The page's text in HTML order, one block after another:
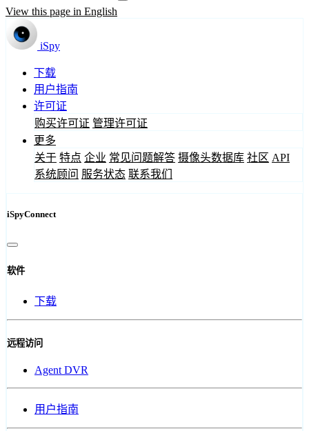
View this page in English
iSpy
下载
用户指南
许可证
购买许可证 管理许可证
更多
关于 特点 企业 常见问题解答 摄像头数据库 社区 API
系统顾问 服务状态 联系我们
iSpyConnect
软件
下载
远程访问
Agent DVR
用户指南